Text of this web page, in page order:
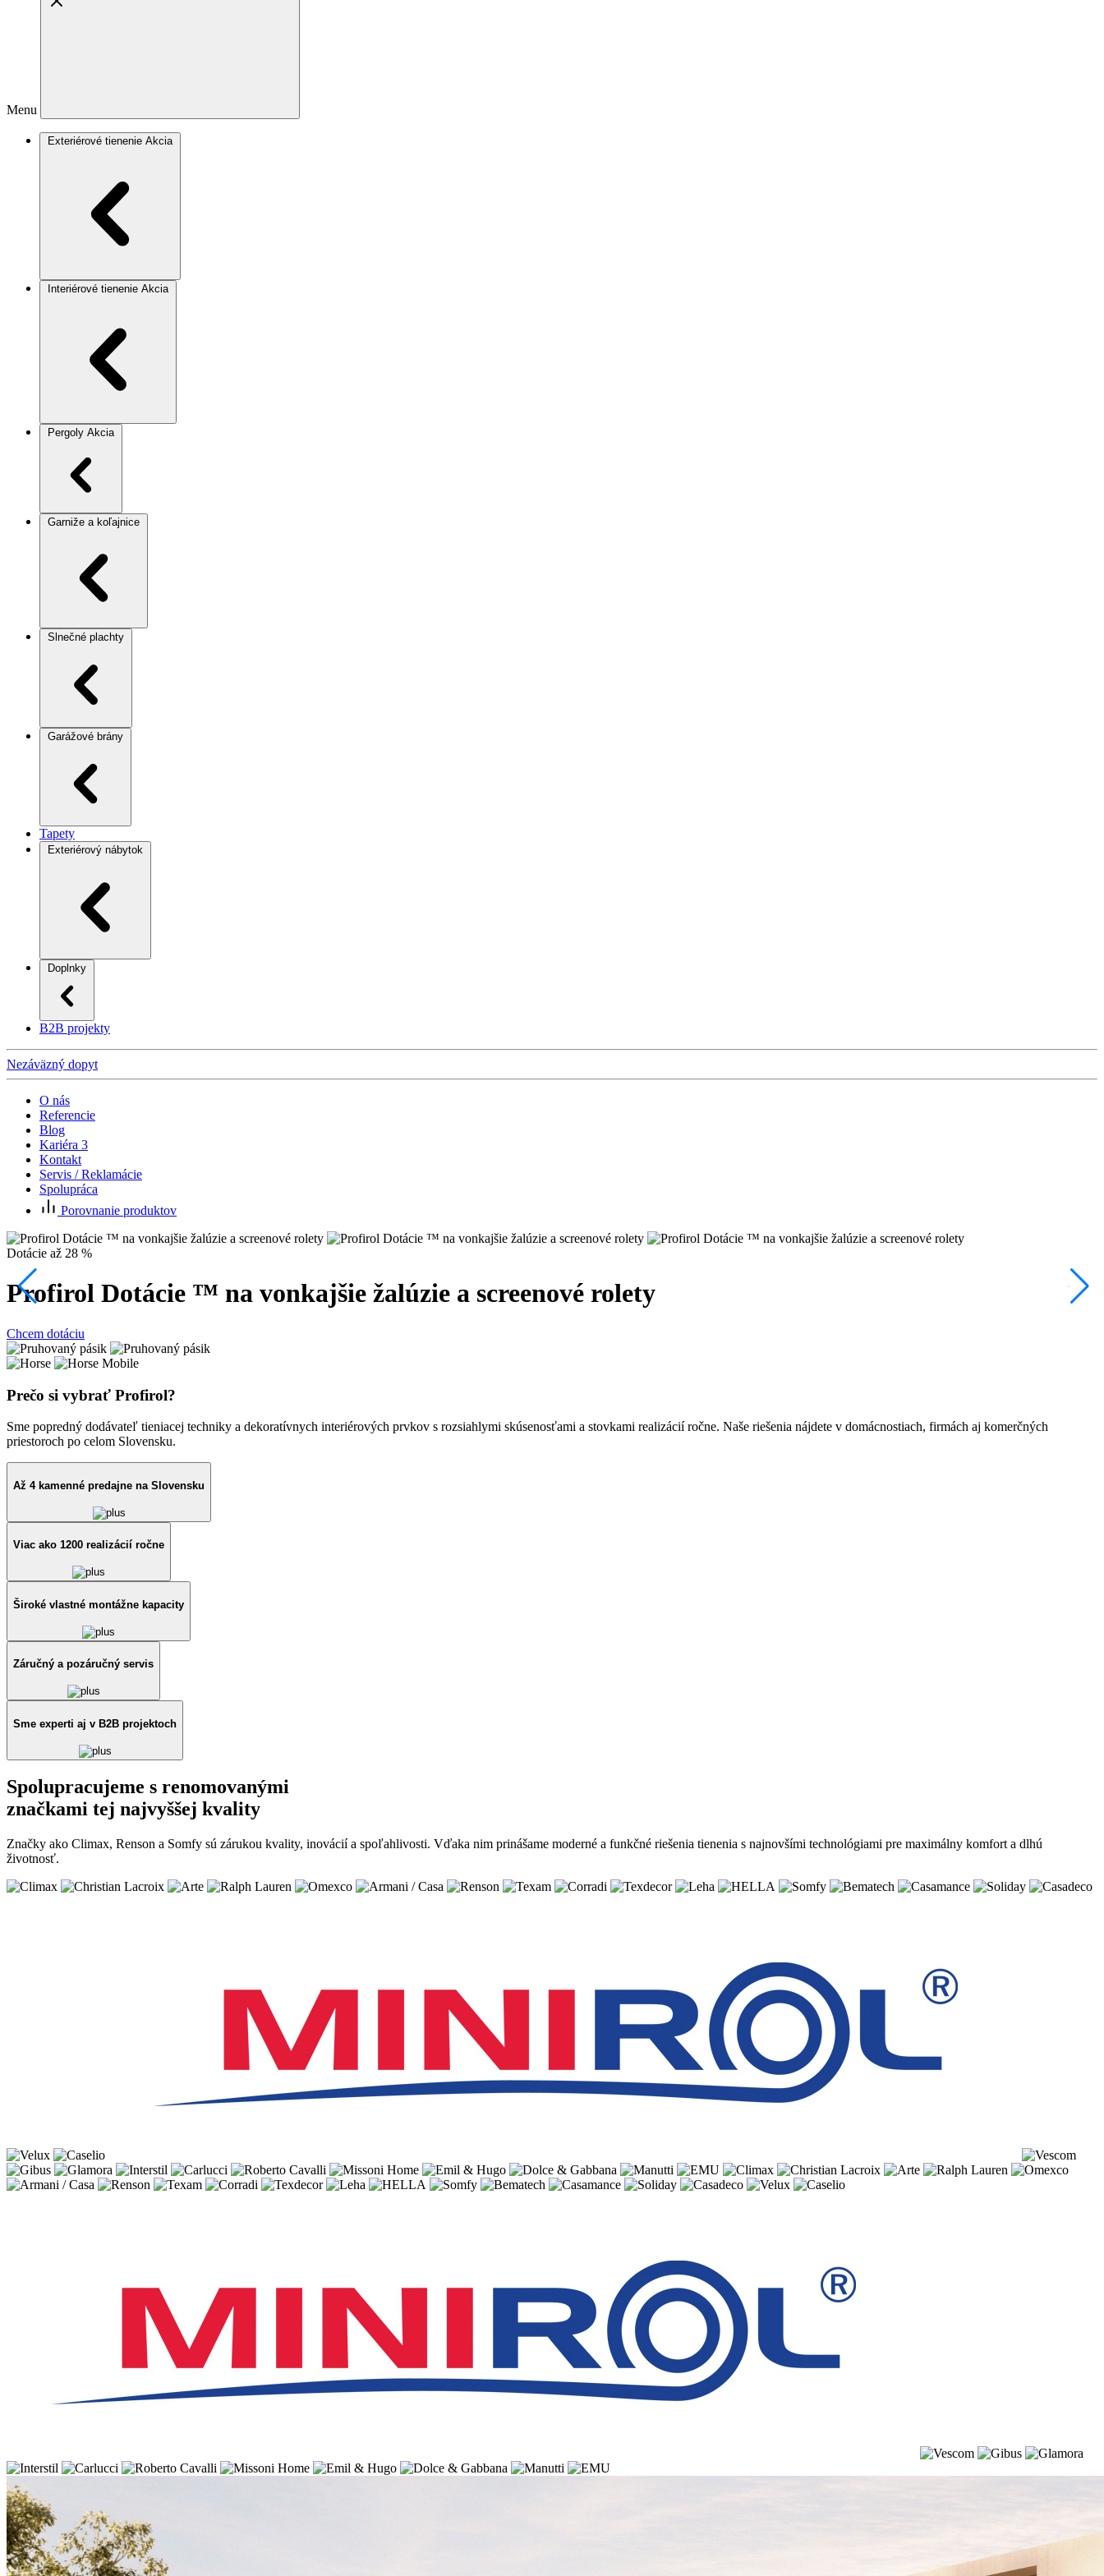
Menu
Exteriérové tienenie Akcia
Interiérové tienenie Akcia
Pergoly Akcia
Garniže a koľajnice
Slnečné plachty
Garážové brány
Tapety
Exteriérový nábytok
Doplnky
B2B projekty
Nezáväzný dopyt
O nás
Referencie
Blog
Kariéra 3
Kontakt
Servis / Reklamácie
Spolupráca
Porovnanie produktov
Dotácie až 28 %
Profirol Dotácie ™ na vonkajšie žalúzie a screenové rolety
Chcem dotáciu
Prečo si vybrať Profirol?
Sme popredný dodávateľ tieniacej techniky a dekoratívnych interiérových prvkov s rozsiahlymi skúsenosťami a stovkami realizácií ročne. Naše riešenia nájdete v domácnostiach, firmách aj komerčných
priestoroch po celom Slovensku.
Až 4 kamenné predajne na Slovensku
Viac ako 1200 realizácií ročne
Široké vlastné montážne kapacity
Záručný a pozáručný servis
Sme experti aj v B2B projektoch
Spolupracujeme s renomovanými
značkami tej najvyššej kvality
Značky ako Climax, Renson a Somfy sú zárukou kvality, inovácií a spoľahlivosti. Vďaka nim prinášame moderné a funkčné riešenia tienenia s najnovšími technológiami pre maximálny komfort a dlhú
životnosť.